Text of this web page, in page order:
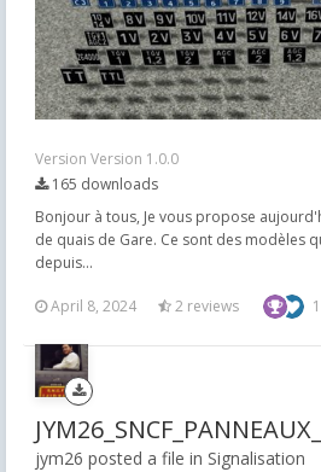
Version Version 1.0.0
165 downloads
Bonjour à tous, Je vous propose
de quais de Gare. Ce sont des modèles
depuis...
April 8, 2024 2 reviews
jym26 posted a file in Signalisation